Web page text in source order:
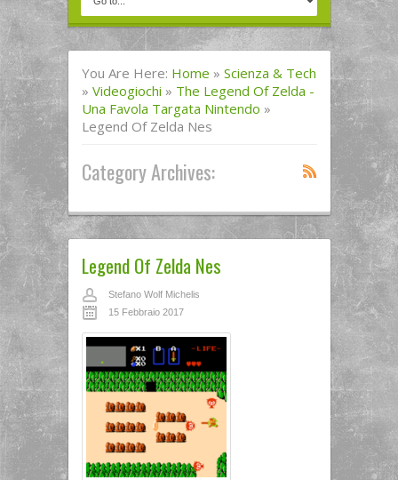
You Are Here: Home » Scienza & Tech
» Videogiochi » The Legend Of Zelda -
Una Favola Targata Nintendo »
Legend Of Zelda Nes
Category Archives:
Legend Of Zelda Nes
Stefano Wolf Michelis
15 Febbraio 2017